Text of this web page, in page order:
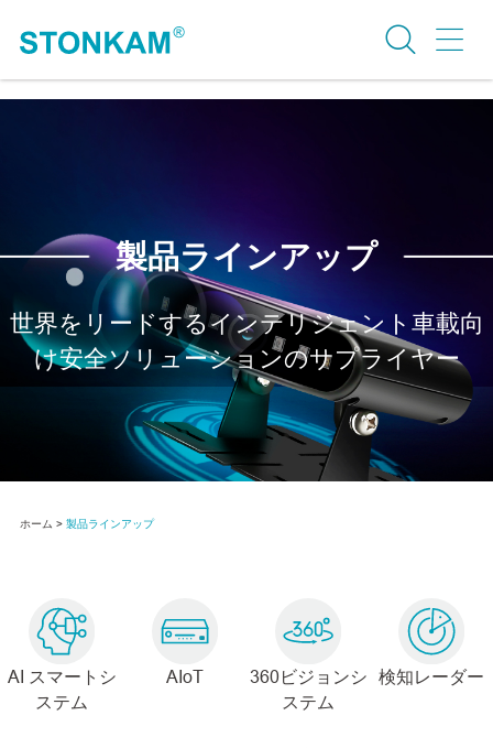
製品ラインアップ
世界をリードするインテリジェント車載向
け安全ソリューションのサプライヤー
ホーム > 製品ラインアップ
AI スマートシ
ステム
AIoT
360ビジョンシ
ステム
検知レーダー